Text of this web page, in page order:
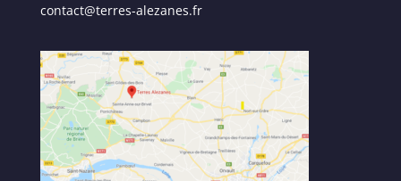
contact@terres-alezanes.fr